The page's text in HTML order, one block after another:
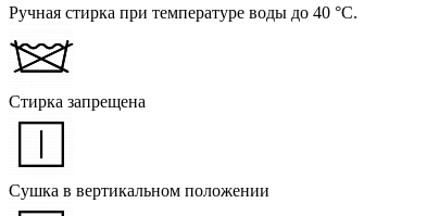
Ручная стирка при температуре воды до 40 °C.
Стирка запрещена
Сушка в вертикальном положении